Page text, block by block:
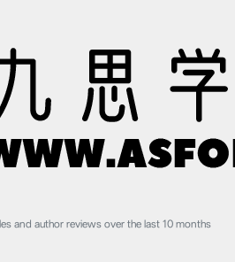
and author reviews over the last 10 months